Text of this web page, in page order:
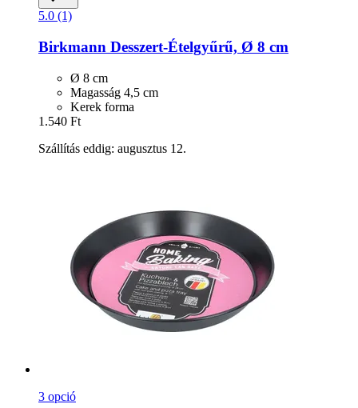
5.0 (1)
Birkmann Desszert-​Ételgyűrű, Ø 8 cm
Ø 8 cm
Magasság 4,5 cm
Kerek forma
1.540 Ft
Szállítás eddig: augusztus 12.
3 opció